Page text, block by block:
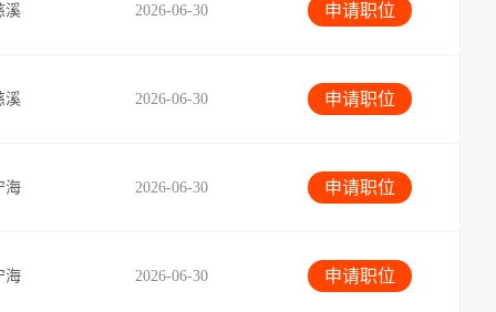
申请职位
2026-06-30
溪
申请职位
2026-06-30
溪
申请职位
2026-06-30
海
申请职位
2026-06-30
海